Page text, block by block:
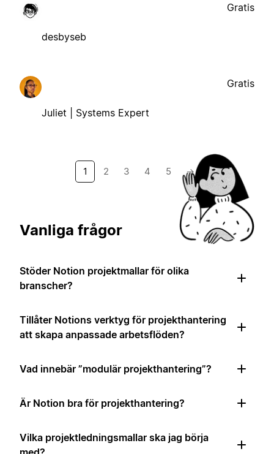
desbyseb
Gratis
Juliet | Systems Expert
Gratis
1 2 3 4 5 →
Vanliga frågor
Stöder Notion projektmallar för olika
branscher?
Tillåter Notions verktyg för projekthantering
att skapa anpassade arbetsflöden?
Vad innebär ”modulär projekthantering”?
Är Notion bra för projekthantering?
Vilka projektledningsmallar ska jag börja